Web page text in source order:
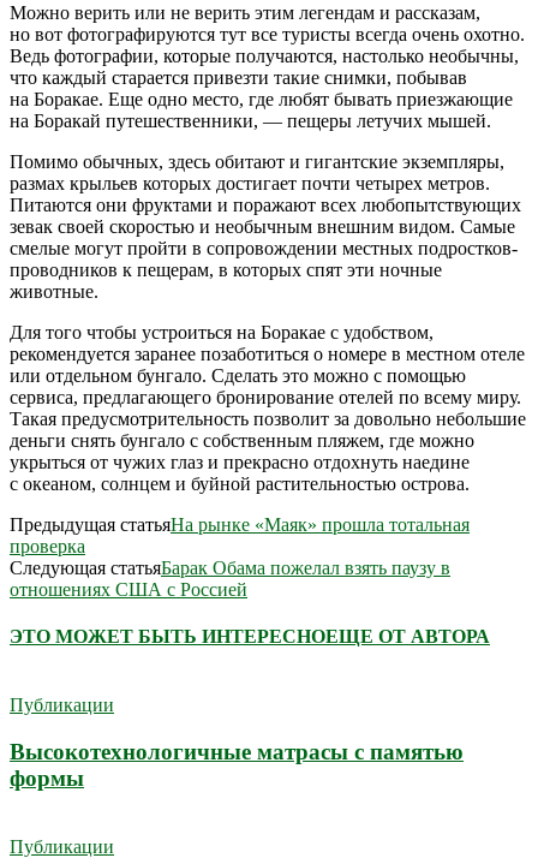
Можно верить или не верить этим легендам и рассказам,
но вот фотографируются тут все туристы всегда очень охотно.
Ведь фотографии, которые получаются, настолько необычны,
что каждый старается привезти такие снимки, побывав
на Боракае. Еще одно место, где любят бывать приезжающие
на Боракай путешественники, — пещеры летучих мышей.
Помимо обычных, здесь обитают и гигантские экземпляры,
размах крыльев которых достигает почти четырех метров.
Питаются они фруктами и поражают всех любопытствующих
зевак своей скоростью и необычным внешним видом. Самые
смелые могут пройти в сопровождении местных подростков-
проводников к пещерам, в которых спят эти ночные
животные.
Для того чтобы устроиться на Боракае с удобством,
рекомендуется заранее позаботиться о номере в местном отеле
или отдельном бунгало. Сделать это можно с помощью
сервиса, предлагающего бронирование отелей по всему миру.
Такая предусмотрительность позволит за довольно небольшие
деньги снять бунгало с собственным пляжем, где можно
укрыться от чужих глаз и прекрасно отдохнуть наедине
с океаном, солнцем и буйной растительностью острова.
Предыдущая статьяНа рынке «Маяк» прошла тотальная
проверка
Следующая статьяБарак Обама пожелал взять паузу в
отношениях США с Россией
ЭТО МОЖЕТ БЫТЬ ИНТЕРЕСНОЕЩЕ ОТ АВТОРА
Публикации
Высокотехнологичные матрасы с памятью
формы
Публикации